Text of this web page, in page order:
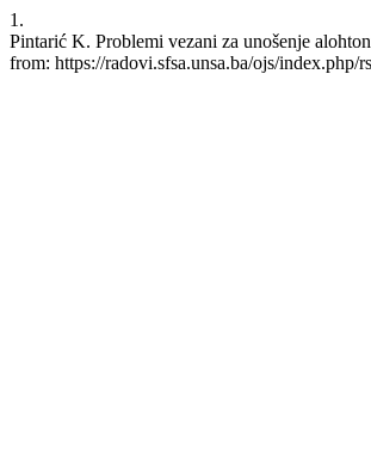
1.
Pintarić K. Problemi vezani za unošenje
from: https://radovi.sfsa.unsa.ba/ojs/index.php/